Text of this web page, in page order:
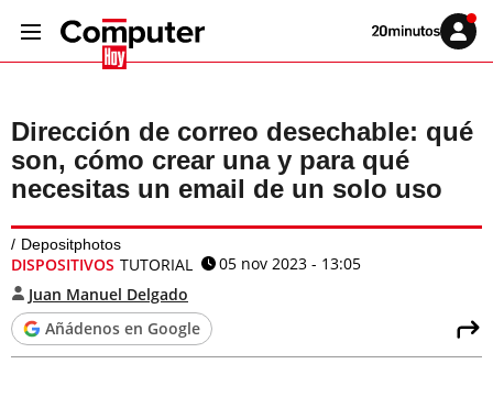
Volver
Iniciar
sesión
Dirección de correo desechable: qué
son, cómo crear una y para qué
necesitas un email de un solo uso
Depositphotos
DISPOSITIVOS TUTORIAL
05 nov 2023 - 13:05
Juan Manuel Delgado
Añádenos en Google